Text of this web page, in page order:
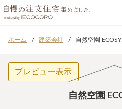
ホーム 建築会社 自然空園
プレビュー表示
自然空園